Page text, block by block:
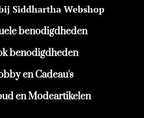
Siddhartha Webshop
benodigdheden
benodigdheden
en Cadeau's
en Modeartikelen